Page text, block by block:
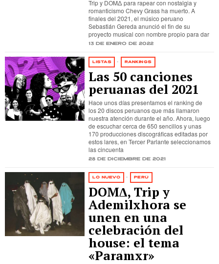
Trip y DOMΔ para rapear con nostalgia y
romanticismo Chevy Grass ha muerto. A
finales del 2021, el músico peruano
Sebastián Gereda anunció el fin de su
proyecto musical con nombre propio para dar
13 de enero de 2022
LISTAS · RANKINGS
Las 50 canciones
peruanas del 2021
Hace unos días presentamos el ranking de
los 20 discos peruanos que más llamaron
nuestra atención durante el año. Ahora, luego
de escuchar cerca de 650 sencillos y unas
170 producciones discográficas editadas por
estos lares, en Tercer Parlante seleccionamos
las cincuenta
28 de diciembre de 2021
LO NUEVO · PERÚ
DOMΔ, Trip y
Ademilxhora se
unen en una
celebración del
house: el tema
«Paramxr»